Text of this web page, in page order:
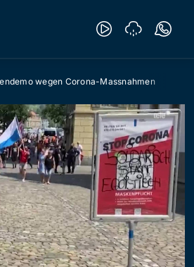
wegen Corona-Massnahmen